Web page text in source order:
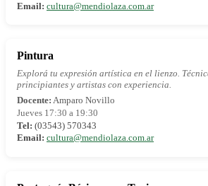
Email: cultura@mendiolaza.com.ar
Pintura
Explorá tu expresión artística en el lienzo.
principiantes y artistas con experiencia.
Docente: Amparo Novillo
Jueves 17:30 a 19:30
Tel: (03543) 570343
Email: cultura@mendiolaza.com.ar